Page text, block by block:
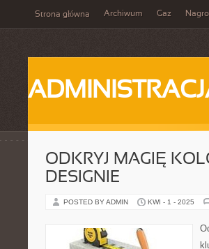
Strona główna Archiwum Gaz
ODKRYJ MAGIĘ
DESIGNIE
POSTED BY ADMIN KWI - 1 - 2025